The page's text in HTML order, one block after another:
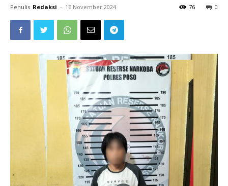
Penulis Redaksi - 16 November 2024 0
76